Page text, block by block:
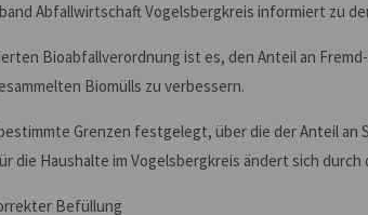
Abfallwirtschaft Vogelsbergkreis informiert zu
Bioabfallverordnung ist es, den Anteil an
Biomülls zu verbessern.
Grenzen festgelegt, über die der Anteil
die Haushalte im Vogelsbergkreis ändert sich
Befüllung